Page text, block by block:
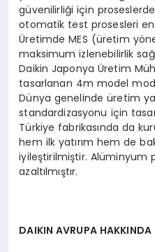
güvenilirliği için
otomatik test prosesleri
Üretimde MES (üretim
maksimum izlenebilirlik
Daikin Japonya Üretim
tasarlanan 4m model
Dünya genelinde üretim
standardizasyonu için
Türkiye fabrikasında da
hem ilk yatırım hem de
iyileştirilmiştir. Alüminyum
azaltılmıştır.
DAIKIN AVRUPA HAKKINDA